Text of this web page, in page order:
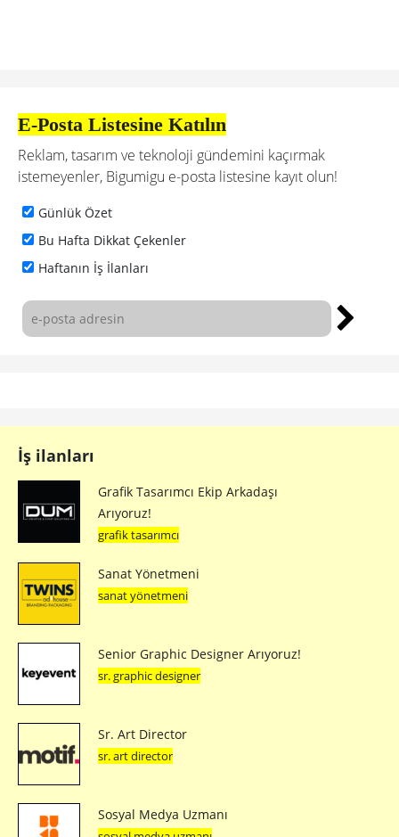
E-Posta Listesine Katılın
Reklam, tasarım ve teknoloji gündemini kaçırmak
istemeyenler, Bigumigu e-posta listesine kayıt olun!
Günlük Özet
Bu Hafta Dikkat Çekenler
Haftanın İş İlanları
İş ilanları
Grafik Tasarımcı Ekip Arkadaşı
Arıyoruz!
grafik tasarımcı
Sanat Yönetmeni
sanat yönetmeni
Senior Graphic Designer Arıyoruz!
sr. graphic designer
Sr. Art Director
sr. art director
Sosyal Medya Uzmanı